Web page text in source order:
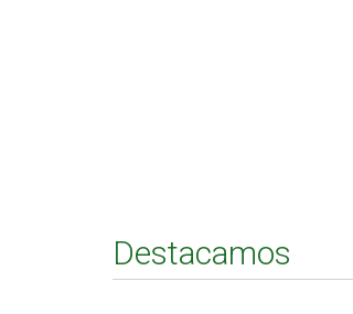
Destacamos